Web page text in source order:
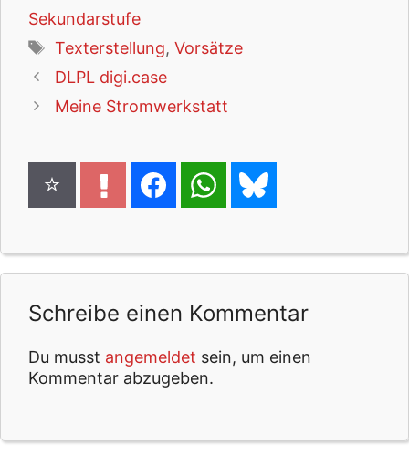
Sekundarstufe
Schlagwörter
Texterstellung, Vorsätze
DLPL digi.case
Meine Stromwerkstatt
Schreibe einen Kommentar
Du musst angemeldet sein, um einen
Kommentar abzugeben.